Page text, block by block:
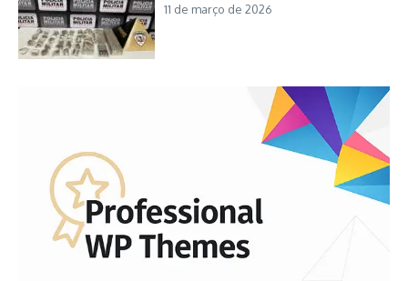
11 de março de 2026